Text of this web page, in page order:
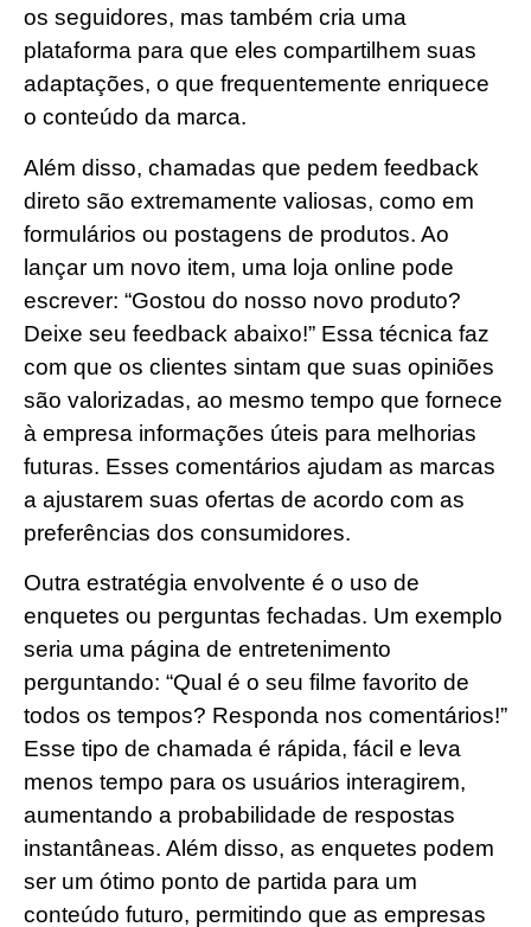
os seguidores, mas também cria uma
plataforma para que eles compartilhem suas
adaptações, o que frequentemente enriquece
o conteúdo da marca.
Além disso, chamadas que pedem feedback
direto são extremamente valiosas, como em
formulários ou postagens de produtos. Ao
lançar um novo item, uma loja online pode
escrever: “Gostou do nosso novo produto?
Deixe seu feedback abaixo!” Essa técnica faz
com que os clientes sintam que suas opiniões
são valorizadas, ao mesmo tempo que fornece
à empresa informações úteis para melhorias
futuras. Esses comentários ajudam as marcas
a ajustarem suas ofertas de acordo com as
preferências dos consumidores.
Outra estratégia envolvente é o uso de
enquetes ou perguntas fechadas. Um exemplo
seria uma página de entretenimento
perguntando: “Qual é o seu filme favorito de
todos os tempos? Responda nos comentários!”
Esse tipo de chamada é rápida, fácil e leva
menos tempo para os usuários interagirem,
aumentando a probabilidade de respostas
instantâneas. Além disso, as enquetes podem
ser um ótimo ponto de partida para um
conteúdo futuro, permitindo que as empresas